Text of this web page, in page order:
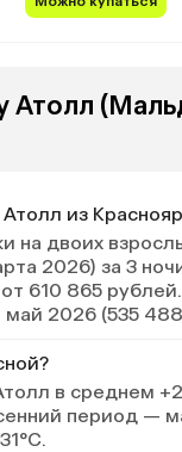
Атолл
из
на двоих
2026) за 3
610 865
2026 (535
в среднем
период —